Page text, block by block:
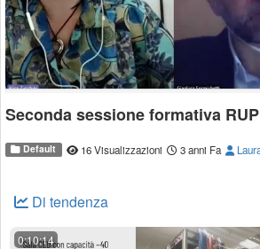
Seconda sessione formativa
Default 16 Visualizzazioni 3 anni Fa
Di tendenza
0:10:14